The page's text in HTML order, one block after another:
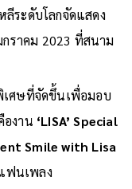
ระดับโลกจัดแสดง
ราคม 2023 ที่สนาม
เศษที่จัดขึ้นเพื่อมอบ
องาน ‘LISA’ Special
Smile with Lisa
ฟนเพลง